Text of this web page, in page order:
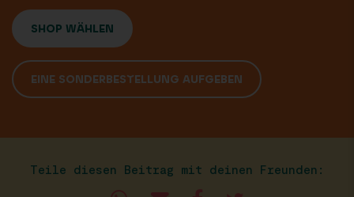
SHOP WÄHLEN
EINE SONDERBESTELLUNG AUFGEBEN
Teile diesen Beitrag mit deinen Freunden: